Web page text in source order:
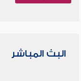
البث المباشر